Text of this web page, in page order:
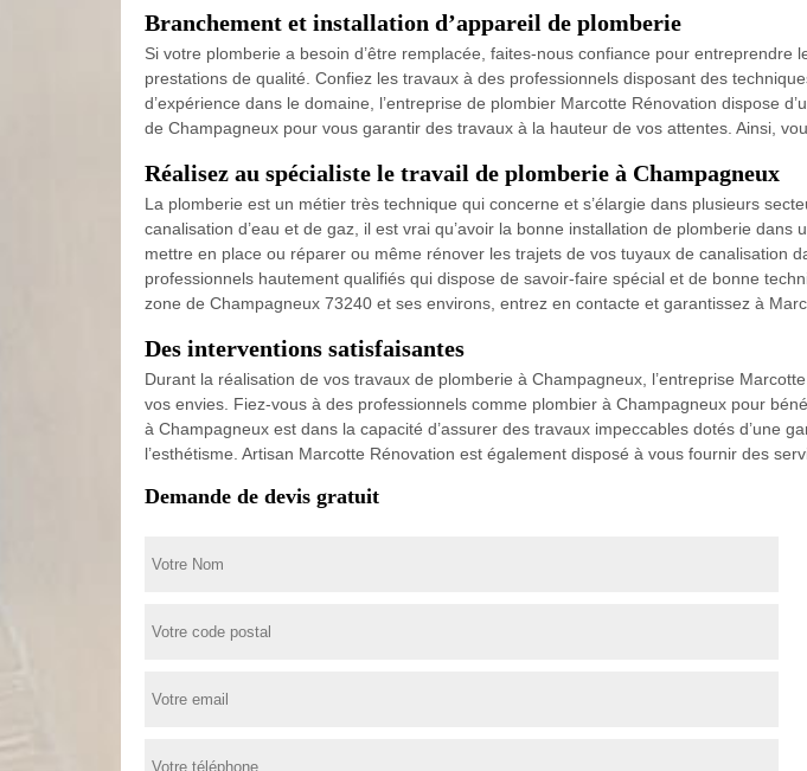
Branchement et installation d’appareil de plomberie
Si votre plomberie a besoin d’être remplacée, faites-nous confiance pour
prestations de qualité. Confiez les travaux à des professionnels disposant des
d’expérience dans le domaine, l’entreprise de plombier Marcotte Rénovation dispose
de Champagneux pour vous garantir des travaux à la hauteur de vos attentes. Ainsi,
Réalisez au spécialiste le travail de plomberie à Champagneux
La plomberie est un métier très technique qui concerne et s’élargie dans plusieurs
canalisation d’eau et de gaz, il est vrai qu’avoir la bonne installation de plomberie
mettre en place ou réparer ou même rénover les trajets de vos tuyaux de canalisation
professionnels hautement qualifiés qui dispose de savoir-faire spécial et de bonne
zone de Champagneux 73240 et ses environs, entrez en contacte et garantissez à
Des interventions satisfaisantes
Durant la réalisation de vos travaux de plomberie à Champagneux, l’entreprise
vos envies. Fiez-vous à des professionnels comme plombier à Champagneux pour
à Champagneux est dans la capacité d’assurer des travaux impeccables dotés d’une
l’esthétisme. Artisan Marcotte Rénovation est également disposé à vous fournir des
Demande de devis gratuit